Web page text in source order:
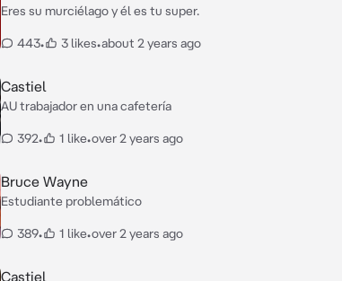
Eres su murciélago y él es tu super.
443• 3 likes•about 2 years ago
Castiel
AU trabajador en una cafetería
392• 1 like•over 2 years ago
Bruce Wayne
Estudiante problemático
389• 1 like•over 2 years ago
Castiel